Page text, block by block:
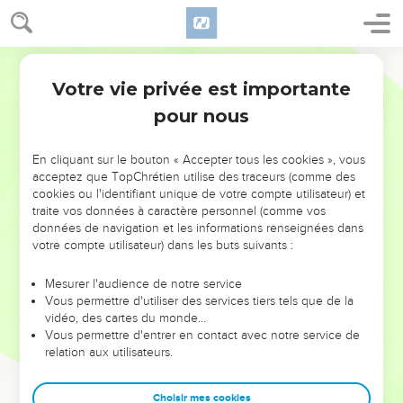
NE MANQUEZ PAS L’ÉVÉNEMENT
DE L’ANNÉE !
ET SI LEURS ERREURS POUVAIENT VOUS ÉVITER LES
VOTRES ?
leur foi ou leur vision. Mais on voit moins les doutes, les erreurs
et les saisons difficiles qu'ils ont traversés, alors même que ce
sont elles qui les ont façonnés.
Dans cette conférence, leaders, entrepreneurs, et responsables
clés pour avancer avec plus de sagesse afin que leurs erreurs
Votre vie privée est importante
pour nous
En cliquant sur le bouton « Accepter tous les cookies », vous
acceptez que TopChrétien utilise des traceurs (comme des
cookies ou l'identifiant unique de votre compte utilisateur) et
traite vos données à caractère personnel (comme vos
données de navigation et les informations renseignées dans
votre compte utilisateur) dans les buts suivants :
Mesurer l'audience de notre service
Vous permettre d'utiliser des services tiers tels que de la
vidéo, des cartes du monde…
Vous permettre d'entrer en contact avec notre service de
relation aux utilisateurs.
Choisir mes cookies